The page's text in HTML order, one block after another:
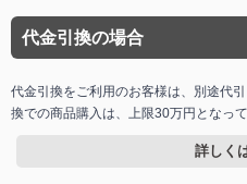
代金引換の場合
代金引換をご利用のお客様は、別途代
換での商品購入は、上限30万円となって
詳しく